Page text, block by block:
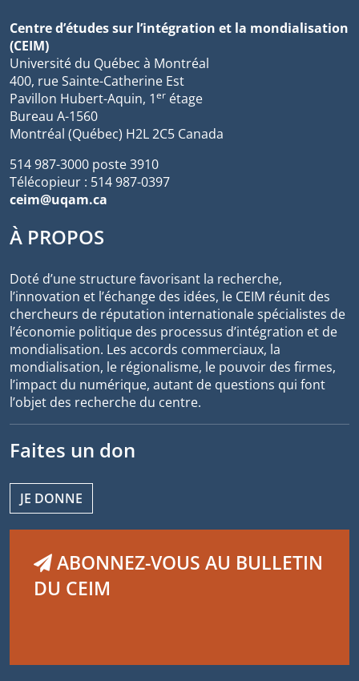
Centre d’études sur l’intégration et la mondialisation
(CEIM)
Université du Québec à Montréal
400, rue Sainte-Catherine Est
Pavillon Hubert-Aquin, 1er étage
Bureau A-1560
Montréal (Québec) H2L 2C5 Canada
514 987-3000 poste 3910
Télécopieur : 514 987-0397
ceim@uqam.ca
À PROPOS
Doté d’une structure favorisant la recherche,
l’innovation et l’échange des idées, le CEIM réunit des
chercheurs de réputation internationale spécialistes de
l’économie politique des processus d’intégration et de
mondialisation. Les accords commerciaux, la
mondialisation, le régionalisme, le pouvoir des firmes,
l’impact du numérique, autant de questions qui font
l’objet des recherche du centre.
Faites un don
JE DONNE
ABONNEZ-VOUS AU BULLETIN
DU CEIM